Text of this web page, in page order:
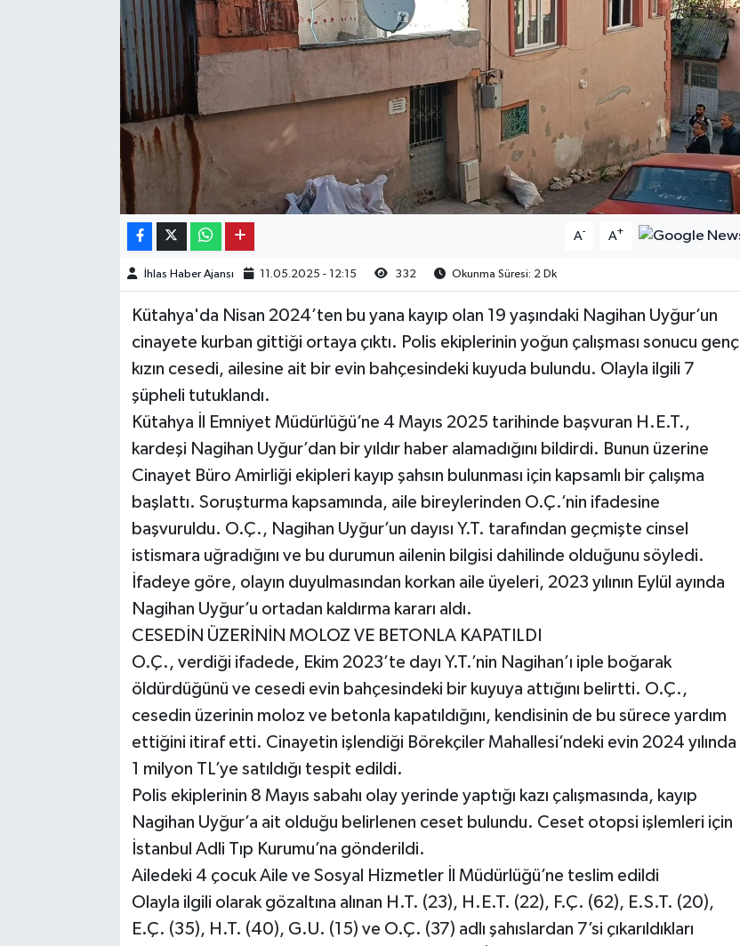
A- A+
İhlas Haber Ajansı 11.05.2025 - 12:15 332 Okunma Süresi: 2 Dk
Kütahya'da Nisan 2024’ten bu yana kayıp olan 19 yaşındaki Nagihan Uyğur’un
cinayete kurban gittiği ortaya çıktı. Polis ekiplerinin yoğun çalışması sonucu genç
kızın cesedi, ailesine ait bir evin bahçesindeki kuyuda bulundu. Olayla ilgili 7
şüpheli tutuklandı.
Kütahya İl Emniyet Müdürlüğü’ne 4 Mayıs 2025 tarihinde başvuran H.E.T.,
kardeşi Nagihan Uyğur’dan bir yıldır haber alamadığını bildirdi. Bunun üzerine
Cinayet Büro Amirliği ekipleri kayıp şahsın bulunması için kapsamlı bir çalışma
başlattı. Soruşturma kapsamında, aile bireylerinden O.Ç.’nin ifadesine
başvuruldu. O.Ç., Nagihan Uyğur’un dayısı Y.T. tarafından geçmişte cinsel
istismara uğradığını ve bu durumun ailenin bilgisi dahilinde olduğunu söyledi.
İfadeye göre, olayın duyulmasından korkan aile üyeleri, 2023 yılının Eylül ayında
Nagihan Uyğur’u ortadan kaldırma kararı aldı.
CESEDİN ÜZERİNİN MOLOZ VE BETONLA KAPATILDI
O.Ç., verdiği ifadede, Ekim 2023’te dayı Y.T.’nin Nagihan’ı iple boğarak
öldürdüğünü ve cesedi evin bahçesindeki bir kuyuya attığını belirtti. O.Ç.,
cesedin üzerinin moloz ve betonla kapatıldığını, kendisinin de bu sürece yardım
ettiğini itiraf etti. Cinayetin işlendiği Börekçiler Mahallesi’ndeki evin 2024 yılında
1 milyon TL’ye satıldığı tespit edildi.
Polis ekiplerinin 8 Mayıs sabahı olay yerinde yaptığı kazı çalışmasında, kayıp
Nagihan Uyğur’a ait olduğu belirlenen ceset bulundu. Ceset otopsi işlemleri için
İstanbul Adli Tıp Kurumu’na gönderildi.
Ailedeki 4 çocuk Aile ve Sosyal Hizmetler İl Müdürlüğü’ne teslim edildi
Olayla ilgili olarak gözaltına alınan H.T. (23), H.E.T. (22), F.Ç. (62), E.S.T. (20),
E.Ç. (35), H.T. (40), G.U. (15) ve O.Ç. (37) adlı şahıslardan 7’si çıkarıldıkları